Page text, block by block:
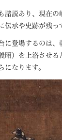
諸説あり、現在の
伝承や史跡が残っ
に登場するのは、
昭）を上洛させる
になります。